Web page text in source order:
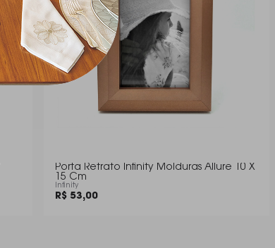
Porta Retrato Infinity Molduras Allure 10 X
15 Cm
Infinity
R$ 53,00